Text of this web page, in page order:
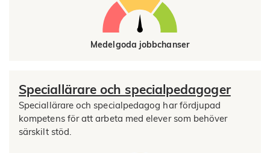
Medelgoda jobbchanser
Speciallärare och specialpedagoger
Speciallärare och specialpedagog har fördjupad
kompetens för att arbeta med elever som behöver
särskilt stöd.